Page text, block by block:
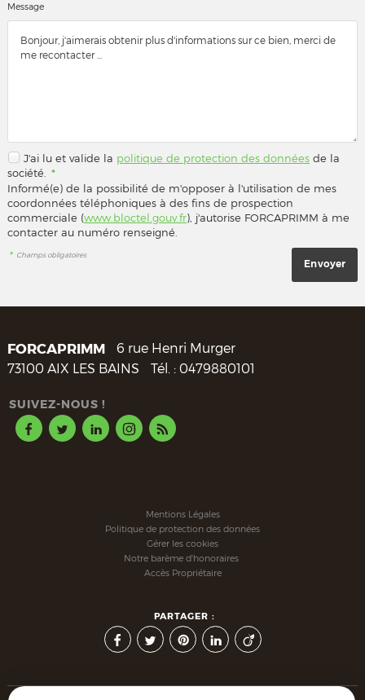
Message
J'ai lu et valide la politique de protection des donnéesde la
société.
*
Informé(e) de la possibilité de m'opposer à l'utilisation de mes
coordonnées téléphoniques à des fins de prospection
commerciale (www.bloctel.gouv.fr), j'autorise FORCAPRIMM à me
contacter au numéro renseigné.
* Champs obligatoires
FORCAPRIMM
6 rue Henri Murger
73100 AIX LES BAINS Tél. : 0479880101
SUIVEZ-NOUS !
Mentions Légales
Politique de protection des données
Gérer les cookies
Notre barème d'honoraires
Accès Propriétaire
PARTAGER :